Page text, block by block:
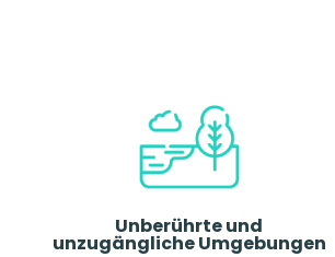
Unberührte und
unzugängliche Umgebungen